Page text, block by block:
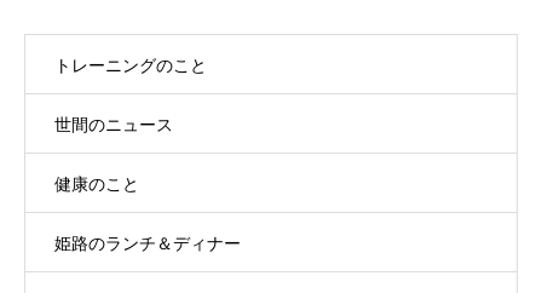
トレーニングのこと
世間のニュース
健康のこと
姫路のランチ＆ディナー